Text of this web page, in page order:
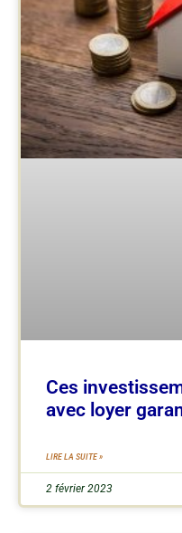
Ces
avec loyer
LIRE LA SUITE »
2 février 2023